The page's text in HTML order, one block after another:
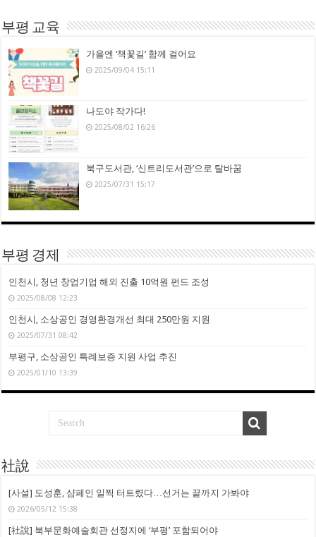
부평 교육
가을엔 ‘책꽃길’ 함께 걸어요
2025/09/04 15:11
나도야 작가다!
2025/08/02 16:26
북구도서관, ‘신트리도서관’으로 탈바꿈
2025/07/31 15:17
부평 경제
인천시, 청년 창업기업 해외 진출 10억원 펀드 조성
2025/08/08 12:23
인천시, 소상공인 경영환경개선 최대 250만원 지원
2025/07/31 08:42
부평구, 소상공인 특례보증 지원 사업 추진
2025/01/10 13:39
社說
[사설] 도성훈, 샴페인 일찍 터트렸다…선거는 끝까지 가봐야
2026/05/12 15:38
[社說] 북부문화예술회관 선정지에 ‘부평’ 포함되어야